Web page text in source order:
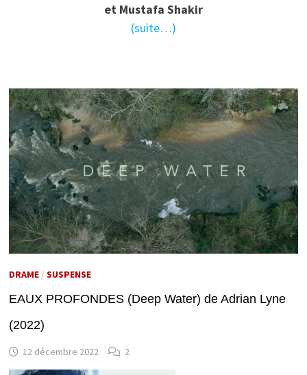
et Mustafa Shakir
(suite…)
DRAME/ SUSPENSE
EAUX PROFONDES (Deep Water) de Adrian Lyne
(2022)
12 décembre 2022 2